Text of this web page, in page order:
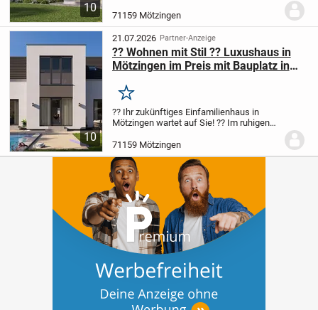
10
Einfamilienhaus mit Satteldach und einer
Nettogrundfläche von etwa 134 m². Das
Haus zeichnet...
71159 Mötzingen
10
21.07.2026 Partner-Anzeige
?? Wohnen mit Stil ?? Luxushaus in
Mötzingen im Preis mit Bauplatz in
Merken
?? Ihr zukünftiges Einfamilienhaus in
Mötzingen wartet auf Sie! ?? Im ruhigen
193,71 m² und 5 Zimmern puren
Wohnkomfort - das perfekte Nest für
Familien, die...
71159 Mötzingen